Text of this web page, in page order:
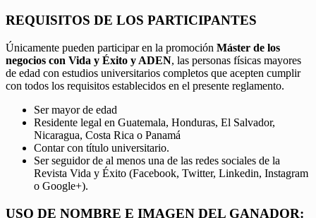
REQUISITOS DE LOS PARTICIPANTES
Únicamente pueden participar en la promoción Máster de los
negocios con Vida y Éxito y ADEN, las personas físicas mayores
de edad con estudios universitarios completos que acepten cumplir
con todos los requisitos establecidos en el presente reglamento.
Ser mayor de edad
Residente legal en Guatemala, Honduras, El Salvador,
Nicaragua, Costa Rica o Panamá
Contar con título universitario.
Ser seguidor de al menos una de las redes sociales de la
Revista Vida y Éxito (Facebook, Twitter, Linkedin, Instagram
o Google+).
USO DE NOMBRE E IMAGEN DEL GANADOR: